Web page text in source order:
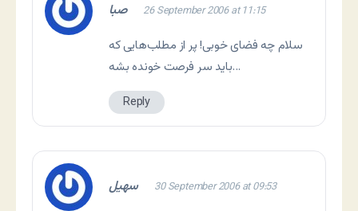
صبا 26 September 2006 at 11:15
سلام چه فضای خوبی! پر از مطلب‌هایی که
باید سر فرصت خونده بشه…
Reply
سهیل 30 September 2006 at 09:53